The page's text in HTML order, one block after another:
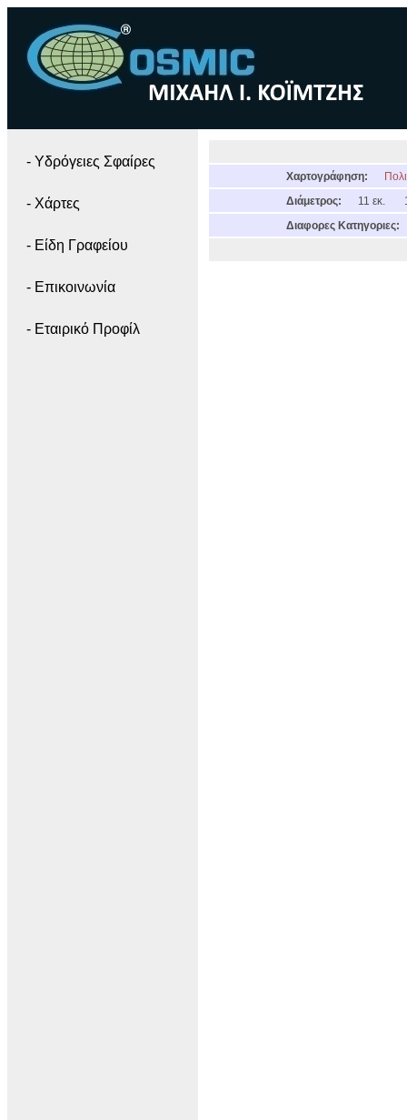
- Yδρόγειες Σφαίρες
- Χάρτες
- Είδη Γραφείου
- Επικοινωνία
- Εταιρικό Προφίλ
Χαρτογράφηση:
Διάμετρος:
11 εκ.
Διαφορες Κατηγοριες: